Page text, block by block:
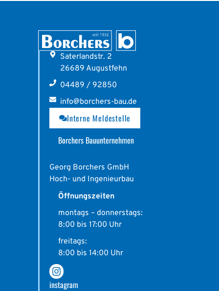
Saterlandstr. 2
26689 Augustfehn
04489 / 92850
info@borchers-bau.de
Interne Meldestelle
Borchers Bauunternehmen
Georg Borchers GmbH
Hoch- und Ingenieurbau
Öffnungszeiten
montags – donnerstags:
8:00 bis 17:00 Uhr
freitags:
8:00 bis 14:00 Uhr
instagram